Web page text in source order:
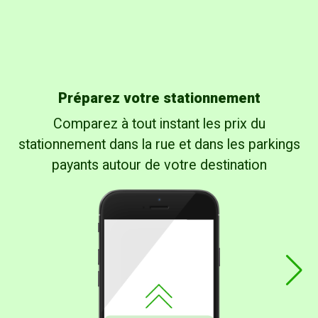
Préparez votre stationnement
Comparez à tout instant les prix du
stationnement dans la rue et dans les parkings
payants autour de votre destination